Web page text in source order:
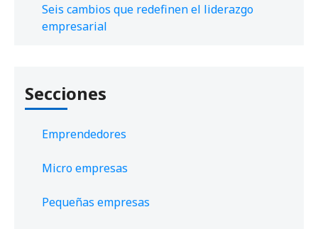
Seis cambios que redefinen el liderazgo
empresarial
Secciones
Emprendedores
Micro empresas
Pequeñas empresas